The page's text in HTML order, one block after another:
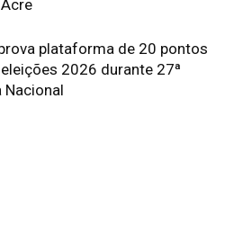
plataforma de 20 pontos
2026 durante 27ª
Nacional